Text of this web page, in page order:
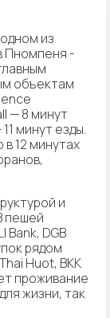
из
Пномпеня -
объектам
— 8 минут
минут езды.
12 минутах
и
пешей
DGB
рядом
Huot, BKK
проживание
жизни, так